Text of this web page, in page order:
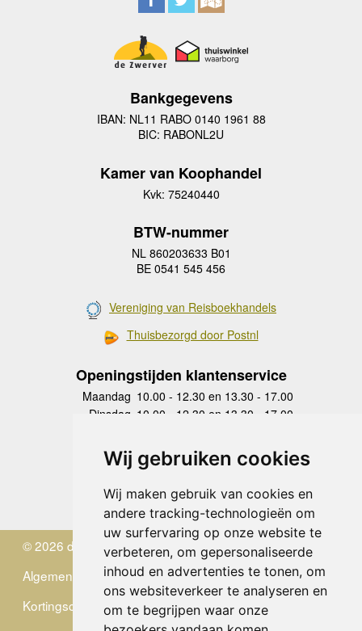
Wij gebruiken cookies
Wij maken gebruik van cookies en
andere tracking-technologieën om
uw surfervaring op onze website te
verbeteren, om gepersonaliseerde
inhoud en advertenties te tonen, om
ons websiteverkeer te analyseren en
om te begrijpen waar onze
Bankgegevens
IBAN: NL11 RABO 0140 1961 88
BIC: RABONL2U
Kamer van Koophandel
Kvk: 75240440
BTW-nummer
NL 860203633 B01
BE 0541 545 456
Vereniging van Reisboekhandels
Thuisbezorgd door Postnl
Openingstijden klantenservice
Maandag 10.00 - 12.30 en 13.30 - 17.00
Dinsdag 10.00 - 12.30 en 13.30 - 17.00
Donderdag
10.00 - 12.30 en 13.30 - 17.00
Vrijdag 10.00 - 12.30 en 13.30 - 17.00
Zaterdag
gesloten
Zondag gesloten
© 2026 de Zwerver
Algemene Voorwaarden
Kortingscode